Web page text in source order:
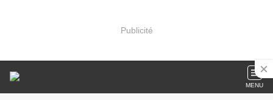
Publicité
MENU